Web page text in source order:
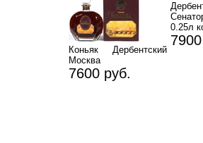
Коньяк Дербентский
Москва
7600 руб.
0.25л